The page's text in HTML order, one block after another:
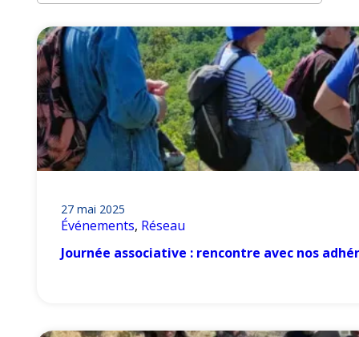
o
n
27 mai 2025
Événements, Réseau
Journée associative : rencontre avec nos